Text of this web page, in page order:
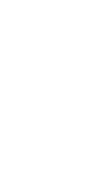
श्रृंगार से सजती हैं
अब फोकस कॉम्पिटिटिव
नहीं